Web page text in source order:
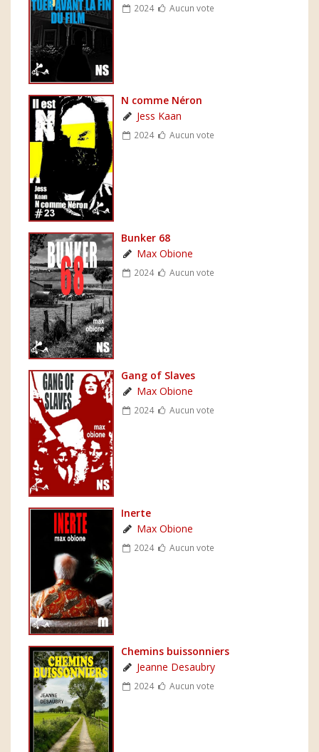
2024 Aucun vote
N comme Néron
Jess Kaan
2024 Aucun vote
Bunker 68
Max Obione
2024 Aucun vote
Gang of Slaves
Max Obione
2024 Aucun vote
Inerte
Max Obione
2024 Aucun vote
Chemins buissonniers
Jeanne Desaubry
2024 Aucun vote